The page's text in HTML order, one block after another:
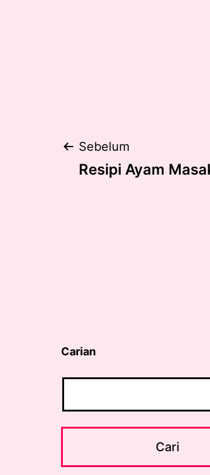
Post
Sebelum
Resipi Ayam
Carian